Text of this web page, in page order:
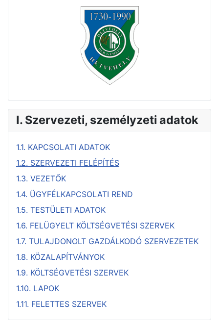
I. Szervezeti, személyzeti adatok
1.1. KAPCSOLATI ADATOK
1.2. SZERVEZETI FELÉPÍTÉS
1.3. VEZETŐK
1.4. ÜGYFÉLKAPCSOLATI REND
1.5. TESTÜLETI ADATOK
1.6. FELÜGYELT KÖLTSÉGVETÉSI SZERVEK
1.7. TULAJDONOLT GAZDÁLKODÓ SZERVEZETEK
1.8. KÖZALAPÍTVÁNYOK
1.9. KÖLTSÉGVETÉSI SZERVEK
1.10. LAPOK
1.11. FELETTES SZERVEK